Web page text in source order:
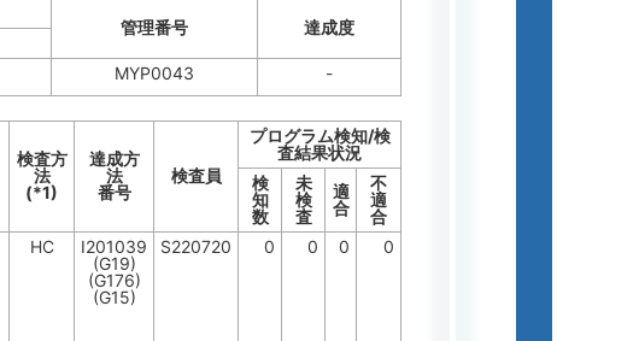
管理番号 達成度
MYP0043 -
検査方
法
(*1)
達成方
法
番号
検査員
プログラム検知/検
査結果状況
検
知
数
未
検
査
適
合
不
適
合
HC
I201039
(G19)
(G176)
(G15)
S220720 0 0 0 0